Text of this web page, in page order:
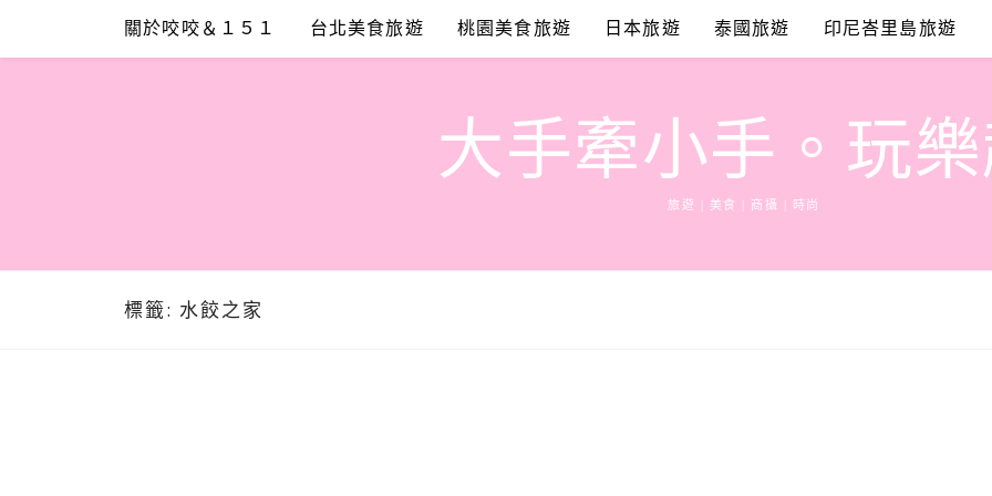
content
關於咬咬＆１５１ 台北美食旅遊 桃園美食旅遊 日本旅遊 泰國旅遊 印尼峇里島旅遊
大手牽小手。玩
旅遊 | 美食 | 商攝 | 時尚
標籤: 水餃之家